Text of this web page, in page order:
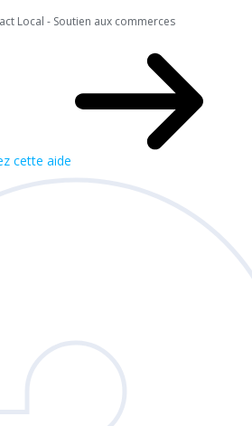
Local - Soutien aux commerces
cette aide